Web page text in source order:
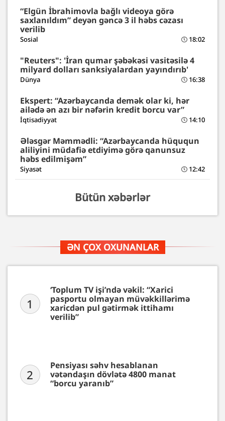
“Elgün İbrahimovla bağlı videoya görə
saxlanıldım” deyən gəncə 3 il həbs cəzası
verilib
Sosial 18:02
"Reuters": 'İran qumar şəbəkəsi vasitəsilə 4
milyard dolları sanksiyalardan yayındırıb'
Dünya 16:38
Ekspert: “Azərbaycanda demək olar ki, hər
ailədə ən azı bir nəfərin kredit borcu var”
İqtisadiyyat 14:10
Ələsgər Məmmədli: “Azərbaycanda hüququn
aliliyini müdafiə etdiyimə görə qanunsuz
həbs edilmişəm”
Siyasət 12:42
Bütün xəbərlər
ƏN ÇOX OXUNANLAR
1
‘Toplum TV işi’ndə vəkil: “Xarici
pasportu olmayan müvəkkillərimə
xaricdən pul gətirmək ittihamı
verilib”
2
Pensiyası səhv hesablanan
vətəndaşın dövlətə 4800 manat
“borcu yaranıb”